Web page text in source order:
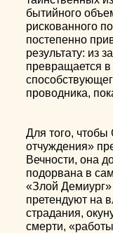
бытийного
рискованного
постепенно
результату: из
превращается
проводника,
Для того, чтобы
отчуждения»
Вечности, она
подорвана в
«Злой
претендуют на
страдания,
смерти,